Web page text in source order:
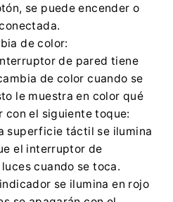
284 72 22
se puede encender o
de color:
de pared tiene
de color cuando se
le muestra en color qué
el siguiente toque:
superficie táctil se ilumina
el interruptor de
cuando se toca.
se ilumina en rojo